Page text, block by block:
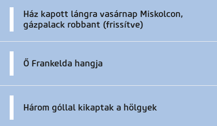
Ház kapott lángra vasárnap Miskolcon,
gázpalack robbant (frissítve)
Ő Frankelda hangja
Három góllal kikaptak a hölgyek